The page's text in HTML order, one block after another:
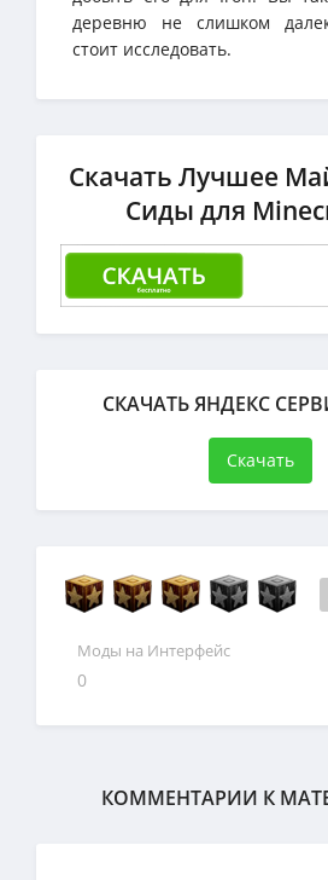
деревню не слишком
стоит исследовать.
Скачать Лучшее
Сиды для
СКАЧАТЬ ЯНДЕКС
Скачать
Моды на Интерфейс
0
КОММЕНТАРИИ К